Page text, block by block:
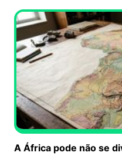
A África pode não se